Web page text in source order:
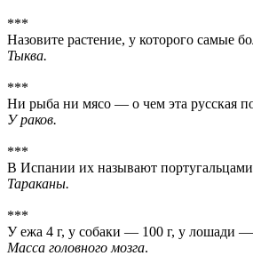
***
Назовите растение, у которого самые
Тыква.
***
Ни рыба ни мясо — о чем эта русская
У раков.
***
В Испании их называют
Тараканы.
***
У ежа 4 г, у собаки — 100 г, у лошади
Масса головного мозга.